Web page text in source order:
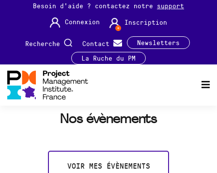
Besoin d'aide ? contactez notre support
Connexion
Inscription
Recherche Contact
Newsletters
La Ruche du PM
Nos évènements
VOIR MES ÉVÈNEMENTS